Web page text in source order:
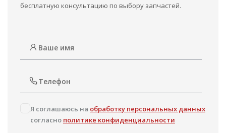
бесплатную консультацию по выбору запчастей.
Я соглашаюсь на обработку персональных данных
согласно политике конфиденциальности